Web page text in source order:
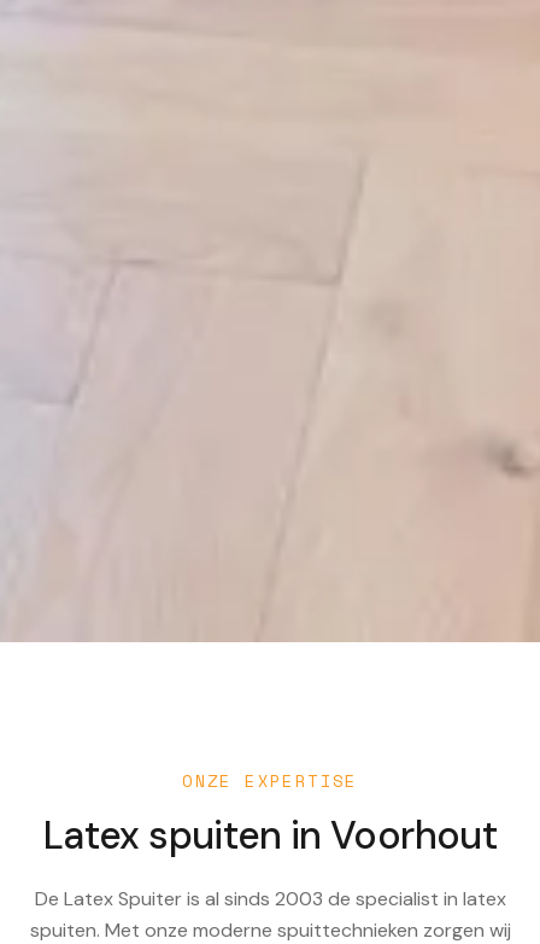
ONZE EXPERTISE
Latex spuiten inVoorhout
De Latex Spuiter is al sinds 2003 de specialist in latex
spuiten. Met onze moderne spuittechnieken zorgen wij